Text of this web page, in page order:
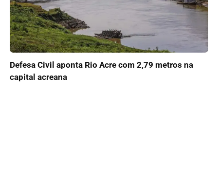
Defesa Civil aponta Rio Acre com 2,79 metros na
capital acreana